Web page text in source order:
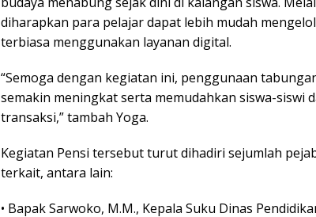
diharapkan para pelajar dapat lebih mudah
terbiasa menggunakan layanan digital.
“Semoga dengan kegiatan ini, penggunaan
semakin meningkat serta memudahkan siswa-siswi
transaksi,” tambah Yoga.
Kegiatan Pensi tersebut turut dihadiri sejumlah
terkait, antara lain:
• Bapak Sarwoko, M.M., Kepala Suku Dinas